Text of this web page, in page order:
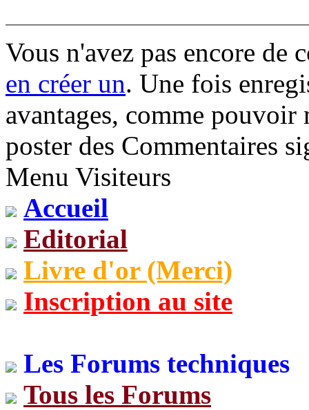
Vous n'avez pas encore de
en créer un. Une fois
avantages, comme
poster des Commentaires
Menu Visiteurs
Accueil
Editorial
Livre d'or (Merci)
Inscription au site
Les Forums techniques
Tous les Forums